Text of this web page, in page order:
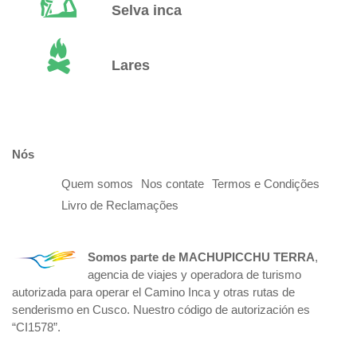
Selva inca
Lares
Nós
Quem somos Nos contate
Termos e Condições
Livro de Reclamações
Somos parte de MACHUPICCHU TERRA,
agencia de viajes y operadora de turismo
autorizada para operar el Camino Inca y otras rutas de
senderismo en Cusco. Nuestro código de autorización es
“CI1578”.